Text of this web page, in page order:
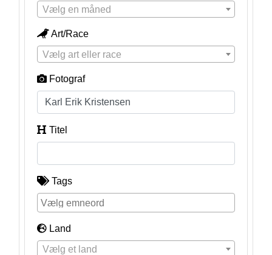
Vælg en måned
Art/Race
Vælg art eller race
Fotograf
Titel
Tags
Land
Vælg et land